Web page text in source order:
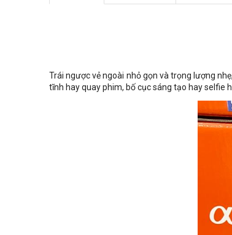
Trái ngược vẻ ngoài nhỏ gọn và trọng lượng
tĩnh hay quay phim, bố cục sáng tạo hay selfie